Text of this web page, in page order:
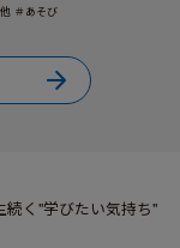
＃あそび
く"学びたい気持ち"